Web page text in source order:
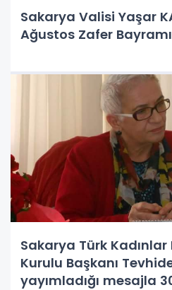
Sakarya Valisi Yaşar
Ağustos Zafer Bayramı
Sakarya Türk
Kurulu Başkanı
yayımladığı mesajla